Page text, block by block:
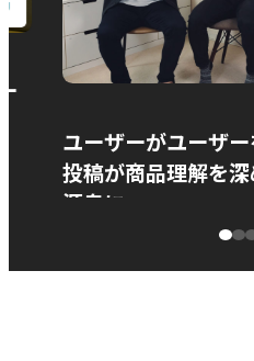
お問い
ユーザーがユーザー
投稿が商品理解を
源泉に